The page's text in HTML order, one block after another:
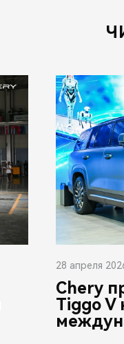
28 апреля
Chery
Tiggo V